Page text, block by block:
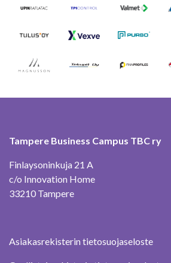
Tampere Business Campus TBC ry
Finlaysoninkuja 21 A
c/o Innovation Home
33210 Tampere
Asiakasrekisterin tietosuojaseloste